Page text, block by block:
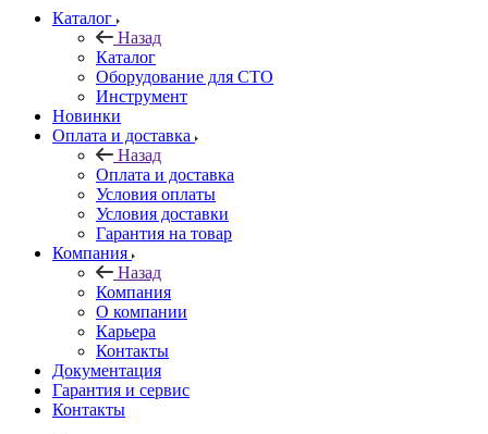
Каталог
Назад
Каталог
Оборудование для СТО
Инструмент
Новинки
Оплата и доставка
Назад
Оплата и доставка
Условия оплаты
Условия доставки
Гарантия на товар
Компания
Назад
Компания
О компании
Карьера
Контакты
Документация
Гарантия и сервис
Контакты